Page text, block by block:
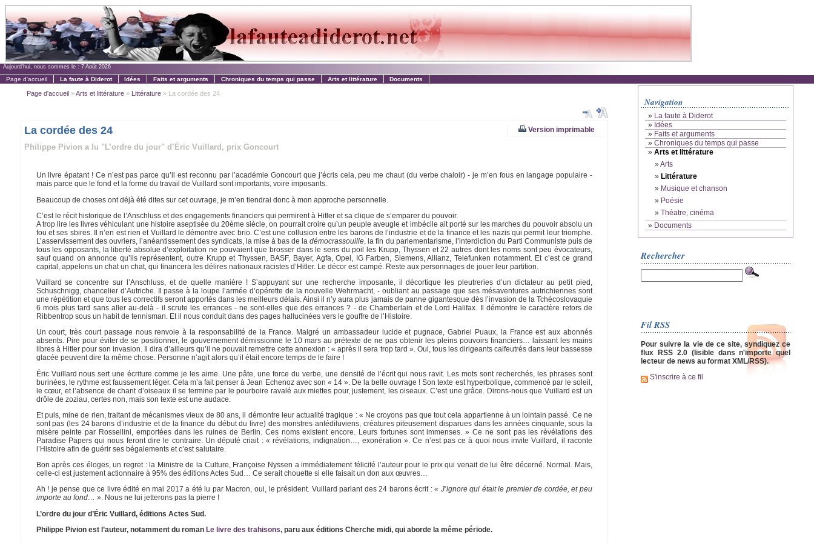
Aujourd'hui, nous sommes le : 7 Août 2026
Page d'accueil La faute à Diderot Idées Faits et arguments Chroniques du temps qui passe Arts et littérature Documents
Page d'accueil»Arts et littérature» Littérature» La cordée des 24
Version imprimable
La cordée des 24
Philippe Pivion a lu "L’ordre du jour" d’Éric Vuillard, prix Goncourt
Un livre épatant ! Ce n’est pas parce qu’il est reconnu par l’académie Goncourt que j’écris cela, peu me chaut (du verbe chaloir) - je m’en fous en langage populaire -
mais parce que le fond et la forme du travail de Vuillard sont importants, voire imposants.
Beaucoup de choses ont déjà été dites sur cet ouvrage, je m’en tiendrai donc à mon approche personnelle.
C’est le récit historique de l’Anschluss et des engagements financiers qui permirent à Hitler et sa clique de s’emparer du pouvoir.
A trop lire les livres véhiculant une histoire aseptisée du 20ème siècle, on pourrait croire qu’un peuple aveugle et imbécile ait porté sur les marches du pouvoir absolu un
fou et ses sbires. Il n’en est rien et Vuillard le démontre avec brio. C’est une collusion entre les barons de l’industrie et de la finance et les nazis qui permit leur triomphe.
L’asservissement des ouvriers, l’anéantissement des syndicats, la mise à bas de ladémocrassouille , la fin du parlementarisme, l’interdiction du Parti Communiste puis de
tous les opposants, la liberté absolue d’exploitation ne pouvaient que brosser dans le sens du poil les Krupp, Thyssen et 22 autres dont les noms sont peu évocateurs,
sauf quand on annonce qu’ils représentent, outre Krupp et Thyssen, BASF, Bayer, Agfa, Opel, IG Farben, Siemens, Allianz, Telefunken notamment. Et c’est ce grand
capital, appelons un chat un chat, qui financera les délires nationaux racistes d’Hitler. Le décor est campé. Reste aux personnages de jouer leur partition.
Vuillard se concentre sur l’Anschluss, et de quelle manière ! S’appuyant sur une recherche imposante, il décortique les pleutreries d’un dictateur au petit pied,
Schuschnigg, chancelier d’Autriche. Il passe à la loupe l’armée d’opérette de la nouvelle Wehrmacht, - oubliant au passage que ses mésaventures autrichiennes sont
une répétition et que tous les correctifs seront apportés dans les meilleurs délais. Ainsi il n’y aura plus jamais de panne gigantesque dès l’invasion de la Tchécoslovaquie
6 mois plus tard sans aller au-delà - il scrute les errances - ne sont-elles que des errances ? - de Chamberlain et de Lord Halifax. Il démontre le caractère retors de
Ribbentrop sous un habit de tennisman. Et il nous conduit dans des pages hallucinées vers le gouffre de l’Histoire.
Un court, très court passage nous renvoie à la responsabilité de la France. Malgré un ambassadeur lucide et pugnace, Gabriel Puaux, la France est aux abonnés
absents. Pire pour éviter de se positionner, le gouvernement démissionne le 10 mars au prétexte de ne pas obtenir les pleins pouvoirs financiers… laissant les mains
libres à Hitler pour son invasion. Il dira d’ailleurs qu’il ne pouvait remettre cette annexion : « après il sera trop tard ». Oui, tous les dirigeants calfeutrés dans leur bassesse
glacée peuvent dire la même chose. Personne n’agit alors qu’il était encore temps de le faire !
Éric Vuillard nous sert une écriture comme je les aime. Une pâte, une force du verbe, une densité de l’écrit qui nous ravit. Les mots sont recherchés, les phrases sont
burinées, le rythme est faussement léger. Cela m’a fait penser à Jean Echenoz avec son « 14 ». De la belle ouvrage ! Son texte est hyperbolique, commencé par le soleil,
le cœur, et l’absence de chant d’oiseaux il se termine par le pourboire ravalé aux miettes pour, justement, les oiseaux. C’est une grâce. Dirons-nous que Vuillard est un
drôle de zoziau, certes non, mais son texte est une audace.
Et puis, mine de rien, traitant de mécanismes vieux de 80 ans, il démontre leur actualité tragique : « Ne croyons pas que tout cela appartienne à un lointain passé. Ce ne
sont pas (les 24 barons d’industrie et de la finance du début du livre) des monstres antédiluviens, créatures piteusement disparues dans les années cinquante, sous la
misère peinte par Rossellini, emportées dans les ruines de Berlin. Ces noms existent encore. Leurs fortunes sont immenses. » Ce ne sont pas les révélations des
Paradise Papers qui nous feront dire le contraire. Un député criait : « révélations, indignation…, exonération ». Ce n’est pas ce à quoi nous invite Vuillard, il raconte
l’Histoire afin de guérir ses bégaiements et c’est salutaire.
Bon après ces éloges, un regret : la Ministre de la Culture, Françoise Nyssen a immédiatement félicité l’auteur pour le prix qui venait de lui être décerné. Normal. Mais,
celle-ci est justement actionnaire à 95% des éditions Actes Sud… Ce serait chouette si elle faisait un don aux œuvres…
Ah ! je pense que ce livre édité en mai 2017 a été lu par Macron, oui, le président. Vuillard parlant des 24 barons écrit :« J’ignore qui était le premier de cordée, et peu
importe au fond… ». Nous ne lui jetterons pas la pierre !
L’ordre du jour d’Éric Vuillard, éditions Actes Sud.
Philippe Pivion est l’auteur, notamment du roman Le livre des trahisons, paru aux éditions Cherche midi, qui aborde la même période.
Navigation
» La faute à Diderot
» Idées
» Faits et arguments
» Chroniques du temps qui passe
» Arts et littérature
»Arts
» Littérature
» Musique et chanson
» Poésie
» Théatre, cinéma
» Documents
Rechercher
Fil RSS
Pour suivre la vie de ce site, syndiquez ce
flux RSS 2.0 (lisible dans n'importe quel
lecteur de news au format XML/RSS).
S'inscrire à ce fil